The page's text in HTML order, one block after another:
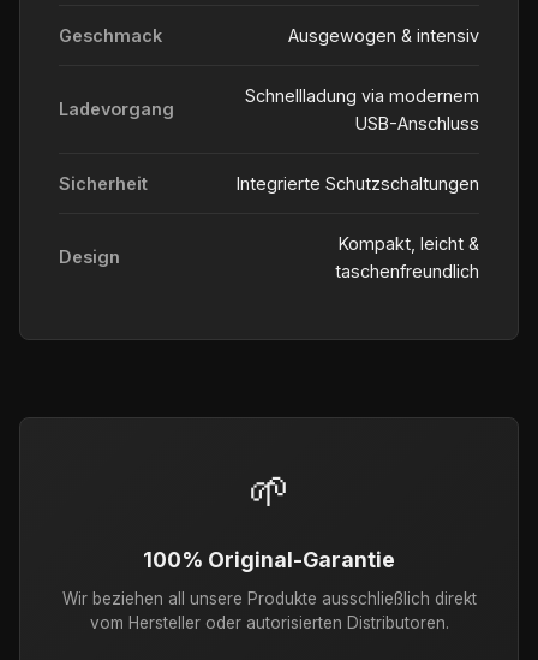
Geschmack Ausgewogen & intensiv
Ladevorgang
Schnellladung via modernem
USB-Anschluss
Sicherheit Integrierte Schutzschaltungen
Design
Kompakt, leicht &
taschenfreundlich
🌱
100% Original-Garantie
Wir beziehen all unsere Produkte ausschließlich direkt
vom Hersteller oder autorisierten Distributoren.